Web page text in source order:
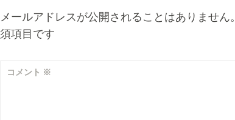
メールアドレスが公開されることはありません。
須項目です
コメント ※